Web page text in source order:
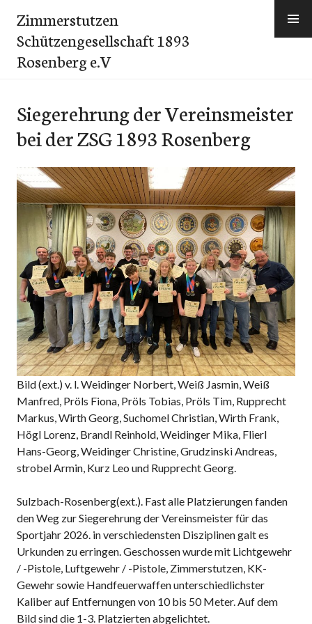
Inhalt
springen
Zimmerstutzen
Schützengesellschaft 1893
Rosenberg e.V
Siegerehrung der Vereinsmeister
bei der ZSG 1893 Rosenberg
Bild (ext.) v. l. Weidinger Norbert, Weiß Jasmin, Weiß
Manfred, Pröls Fiona, Pröls Tobias, Pröls Tim, Rupprecht
Markus, Wirth Georg, Suchomel Christian, Wirth Frank,
Högl Lorenz, Brandl Reinhold, Weidinger Mika, Flierl
Hans-Georg, Weidinger Christine, Grudzinski Andreas,
strobel Armin, Kurz Leo und Rupprecht Georg.
Sulzbach-Rosenberg(ext.). Fast alle Platzierungen fanden
den Weg zur Siegerehrung der Vereinsmeister für das
Sportjahr 2026. in verschiedensten Disziplinen galt es
Urkunden zu erringen. Geschossen wurde mit Lichtgewehr
/ -Pistole, Luftgewehr / -Pistole, Zimmerstutzen, KK-
Gewehr sowie Handfeuerwaffen unterschiedlichster
Kaliber auf Entfernungen von 10 bis 50 Meter. Auf dem
Bild sind die 1-3. Platzierten abgelichtet.